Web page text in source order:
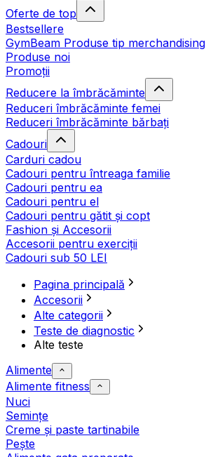
Oferte de top
Bestsellere
GymBeam Produse tip merchandising
Produse noi
Promoții
Reducere la îmbrăcăminte
Reduceri îmbrăcăminte femei
Reduceri îmbrăcăminte bărbați
Cadouri
Carduri cadou
Cadouri pentru întreaga familie
Cadouri pentru ea
Cadouri pentru el
Cadouri pentru gătit și copt
Fashion și Accesorii
Accesorii pentru exerciții
Cadouri sub 50 LEI
Pagina principală
Accesorii
Alte categorii
Teste de diagnostic
Alte teste
Alimente
Alimente fitness
Nuci
Semințe
Creme și paste tartinabile
Pește